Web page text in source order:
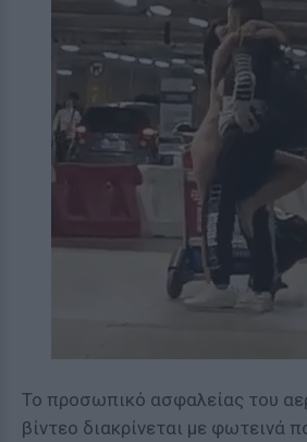
Το προσωπικό ασφαλείας του
βίντεο διακρίνεται με φωτεινά